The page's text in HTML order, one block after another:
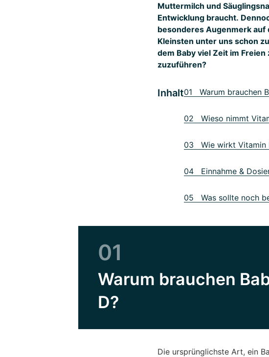
Muttermilch und
Entwicklung braucht.
besonderes Augenmerk auf
Kleinsten unter uns schon
dem Baby viel Zeit im
zuzuführen?
Inhalt01 Warum brauchen
02 Wieso nimmt
03 Wie wirkt Vitamin
04 Einnahme &
05 Was sollte noch
01
Warum brauchen
D?
Die ursprünglichste Art, ein